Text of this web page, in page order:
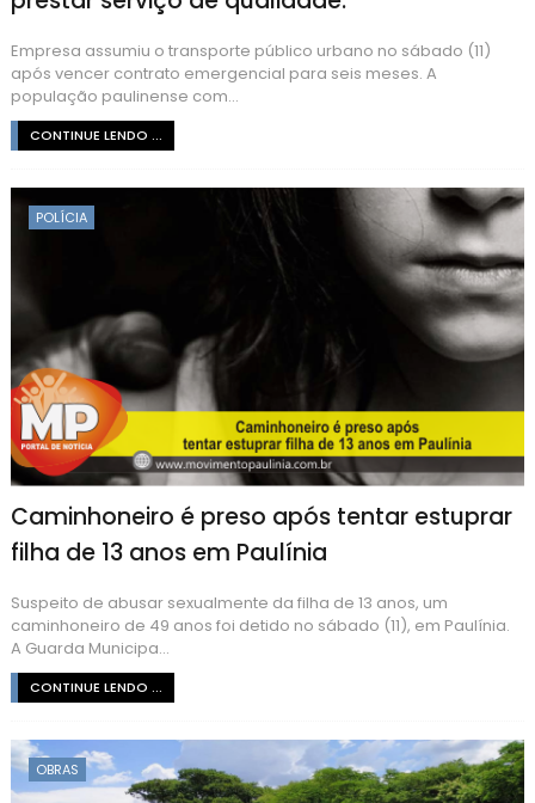
Empresa assumiu o transporte público urbano no sábado (11)
após vencer contrato emergencial para seis meses. A
população paulinense com...
CONTINUE LENDO ...
POLÍCIA
Caminhoneiro é preso após tentar estuprar
filha de 13 anos em Paulínia
Suspeito de abusar sexualmente da filha de 13 anos, um
caminhoneiro de 49 anos foi detido no sábado (11), em Paulínia.
A Guarda Municipa...
CONTINUE LENDO ...
OBRAS